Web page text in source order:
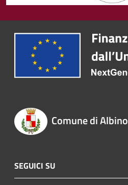
Comune di Albino
SEGUICI SU